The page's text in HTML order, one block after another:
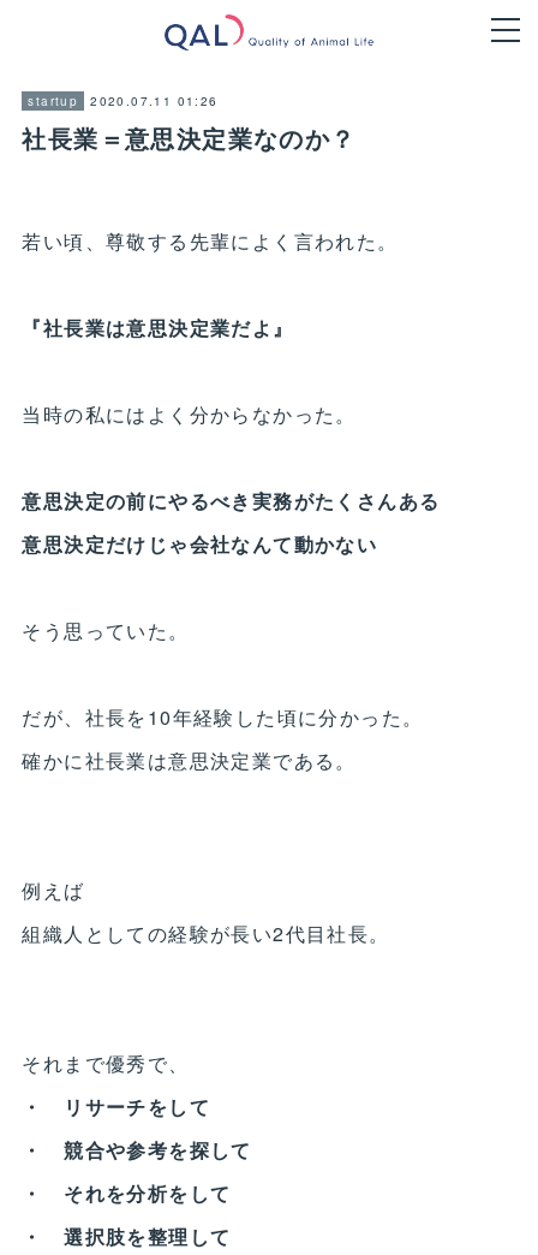
startup 2020.07.11 01:26
社長業＝意思決定業なのか？
若い頃、尊敬する先輩によく言われた。
『社長業は意思決定業だよ』
当時の私にはよく分からなかった。
意思決定の前にやるべき実務がたくさんある
意思決定だけじゃ会社なんて動かない
そう思っていた。
だが、社長を10年経験した頃に分かった。
確かに社長業は意思決定業である。
例えば
組織人としての経験が長い2代目社長。
それまで優秀で、
・ リサーチをして
・ 競合や参考を探して
・ それを分析をして
・ 選択肢を整理して